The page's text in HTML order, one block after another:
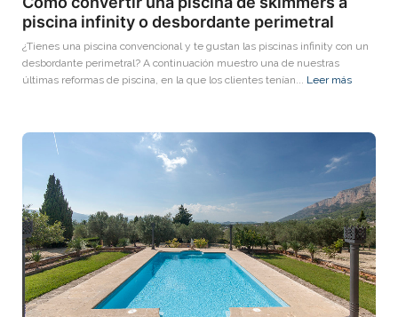
piscina infinity o desbordante perimetral
¿Tienes una piscina convencional y te gustan las piscinas infinity con un
desbordante perimetral? A continuación muestro una de nuestras
últimas reformas de piscina, en la que los clientes tenían... Leer más